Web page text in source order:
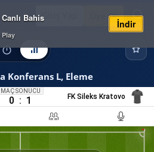
Bahis
İndir
Giriş Yap Üye Ol
Konferans L, Eleme
MAÇ SONUCU
0 : 1 FK Sileks Kratovo